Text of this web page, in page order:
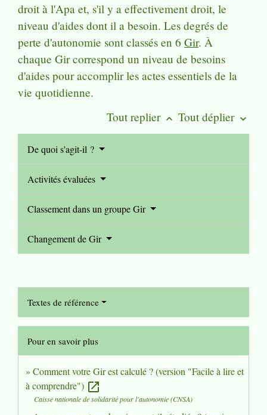
droit à l'Apa et, s'il y a effectivement droit, le
niveau d'aides dont il a besoin. Les degrés de
perte d'autonomie sont classés en 6 Gir. À
chaque Gir correspond un niveau de besoins
d'aides pour accomplir les actes essentiels de la
vie quotidienne.
Tout replier keyboard_arrow_up Tout déplier keyboard_arrow_down
De quoi s'agit-il ?
Activités évaluées
Classement dans un groupe Gir
Changement de Gir
Textes de référence
Pour en savoir plus
Comment votre Gir est calculé ? (version "Facile à lire et
à comprendre") open_in_new
Caisse nationale de solidarité pour l'autonomie (CNSA)